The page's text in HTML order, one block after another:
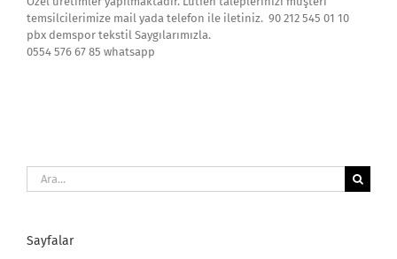
temsilcilerimize mail yada telefon ile iletiniz. 90 212 545 01 10
pbx demspor tekstil Saygılarımızla.
0554 576 67 85 whatsapp
Ara:
Sayfalar